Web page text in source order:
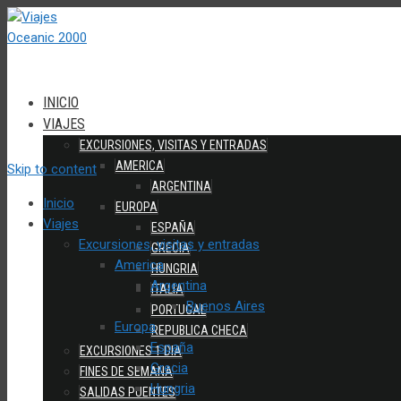
INICIO
VIAJES
EXCURSIONES, VISITAS Y ENTRADAS
AMERICA
ARGENTINA
EUROPA
ESPAÑA
GRECIA
HUNGRIA
ITALIA
PORTUGAL
REPUBLICA CHECA
EXCURSIONES 1 DIA
FINES DE SEMANA
SALIDAS PUENTES
Skip to content
Inicio
Viajes
Excursiones, visitas y entradas
America
Argentina
Buenos Aires
Europa
España
Grecia
Hungria